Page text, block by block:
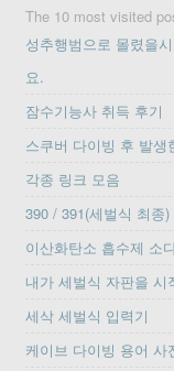
The 10 most visited
성추행범으로 몰렸을
요.
잠수기능사 취득 후기
스쿠버 다이빙 후 발생
각종 링크 모음
390 / 391(세벌식 최종)
이산화탄소 흡수제 소
내가 세벌식 자판을 시
세삭 세벌식 입력기
케이브 다이빙 용어 사